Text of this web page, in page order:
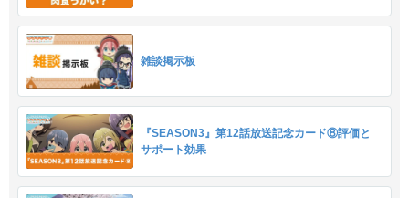
雑談掲示板
『SEASON3』第12話放送記念カード⑧評価と
サポート効果